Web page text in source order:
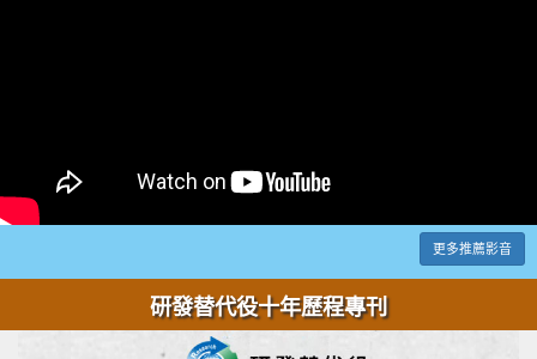
更多推薦影音
研發替代役十年歷程專刊